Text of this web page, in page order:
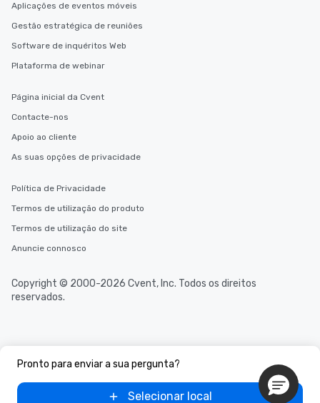
Pronto para enviar a sua pergunta?
Selecionar local
Aplicações de eventos móveis
Gestão estratégica de reuniões
Software de inquéritos Web
Plataforma de webinar
Página inicial da Cvent
Contacte-nos
Apoio ao cliente
As suas opções de privacidade
Política de Privacidade
Termos de utilização do produto
Termos de utilização do site
Anuncie connosco
Copyright © 2000-2026 Cvent, Inc. Todos os direitos
reservados.